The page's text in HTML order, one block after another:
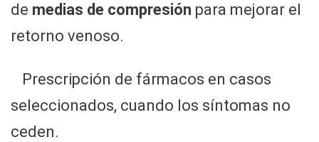
de medias de compresión para mejorar el
retorno venoso.
Prescripción de fármacos en casos
seleccionados, cuando los síntomas no
ceden.